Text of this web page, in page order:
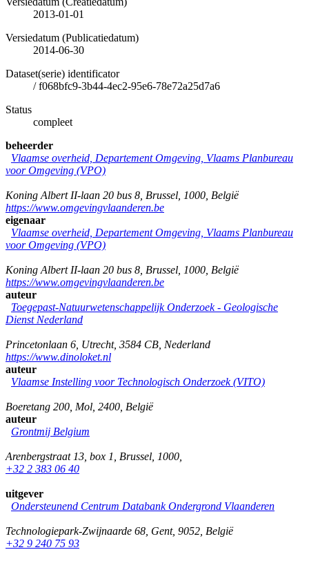
2013-01-01
Versiedatum (Publicatiedatum)
2014-06-30
Dataset(serie) identificator
/f068bfc9-3b44-4ec2-95e6-78e72a25d7a6
Status
compleet
beheerder
Vlaamse overheid, Departement Omgeving, Vlaams Planbureau
voor Omgeving (VPO)
Koning Albert II-laan 20 bus 8 Brussel 1000 België
https://www.omgevingvlaanderen.be
eigenaar
Vlaamse overheid, Departement Omgeving, Vlaams Planbureau
voor Omgeving (VPO)
Koning Albert II-laan 20 bus 8 Brussel 1000 België
https://www.omgevingvlaanderen.be
auteur
Toegepast-Natuurwetenschappelijk Onderzoek - Geologische
Dienst Nederland
Princetonlaan 6 Utrecht, 3584 CB Nederland
https://www.dinoloket.nl
auteur
Vlaamse Instelling voor Technologisch Onderzoek (VITO)
Boeretang 200 Mol 2400 België
auteur
Grontmij Belgium
Arenbergstraat 13, box 1 Brussel 1000
+32 2 383 06 40
uitgever
Ondersteunend Centrum Databank Ondergrond Vlaanderen
Technologiepark-Zwijnaarde 68 Gent, 9052 België
+32 9 240 75 93